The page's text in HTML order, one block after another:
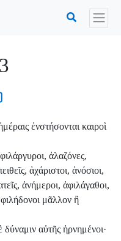
ἐνστήσονται καιροὶ
ἀλαζόνες,
ἀχάριστοι, ἀνόσιοι,
ἀνήμεροι, ἀφιλάγαθοι,
μᾶλλον ἢ
αὐτῆς ἠρνημένοι·